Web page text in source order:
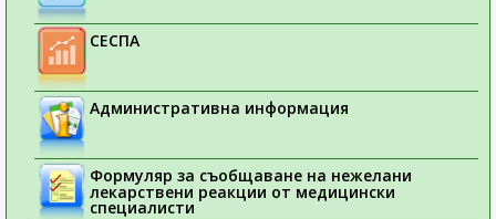
СЕСПА
Административна информация
Формуляр за съобщаване на нежелани
лекарствени реакции от медицински
специалисти